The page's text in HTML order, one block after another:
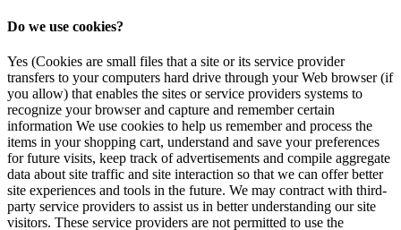
Do we use cookies?
Yes (Cookies are small files that a site or its service provider
transfers to your computers hard drive through your Web browser (if
you allow) that enables the sites or service providers systems to
recognize your browser and capture and remember certain
information We use cookies to help us remember and process the
items in your shopping cart, understand and save your preferences
for future visits, keep track of advertisements and compile aggregate
data about site traffic and site interaction so that we can offer better
site experiences and tools in the future. We may contract with third-
party service providers to assist us in better understanding our site
visitors. These service providers are not permitted to use the